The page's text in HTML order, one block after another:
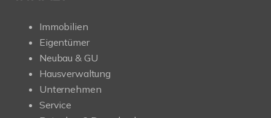
Immobilien
Eigentümer
Neubau & GU
Hausverwaltung
Unternehmen
Service